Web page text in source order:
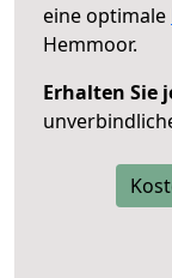
eine optimale
Hemmoor.
Erhalten Sie